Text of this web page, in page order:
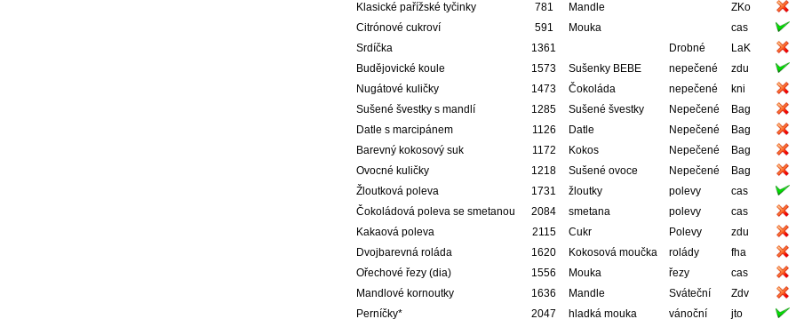
Klasické pařížské tyčinky
781 Mandle ZKo
Citrónové cukroví
591 Mouka cas
Srdíčka
1361 Drobné LaK
Budějovické koule
1573 Sušenky BEBE nepečené zdu
Nugátové kuličky
1473 Čokoláda nepečené kni
Sušené švestky s mandlí
1285 Sušené švestky Nepečené Bag
Datle s marcipánem
1126 Datle Nepečené Bag
Barevný kokosový suk
1172 Kokos Nepečené Bag
Ovocné kuličky
1218 Sušené ovoce Nepečené Bag
Žloutková poleva
1731 žloutky polevy cas
Čokoládová poleva se smetanou
2084 smetana polevy cas
Kakaová poleva
2115 Cukr Polevy zdu
Dvojbarevná roláda
1620 Kokosová moučka rolády fha
Ořechové řezy (dia)
1556 Mouka řezy cas
Mandlové kornoutky
1636 Mandle Sváteční Zdv
Perníčky*
2047 hladká mouka vánoční jto